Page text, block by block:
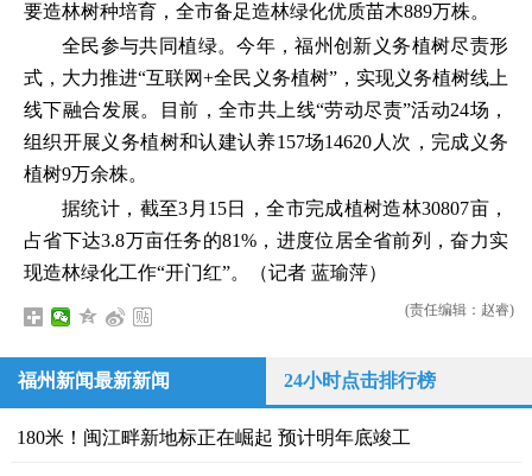
要造林树种培育，全市备足造林绿化优质苗木889万株。
全民参与共同植绿。今年，福州创新义务植树尽责形
式，大力推进“互联网+全民义务植树”，实现义务植树线上
线下融合发展。目前，全市共上线“劳动尽责”活动24场，
组织开展义务植树和认建认养157场14620人次，完成义务
植树9万余株。
据统计，截至3月15日，全市完成植树造林30807亩，
占省下达3.8万亩任务的81%，进度位居全省前列，奋力实
现造林绿化工作“开门红”。（记者 蓝瑜萍）
(责任编辑：赵睿)
福州新闻最新新闻 24小时点击排行榜
180米！闽江畔新地标正在崛起 预计明年底竣工